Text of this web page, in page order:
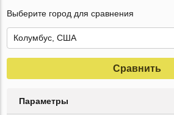
Выберите город для сравнения
Сравнить
Параметры